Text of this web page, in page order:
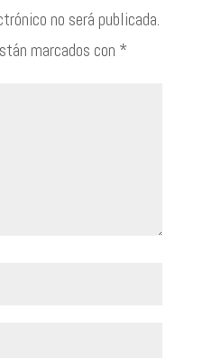
no será publicada.
marcados con *